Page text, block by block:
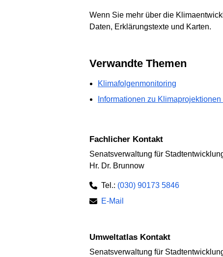
Wenn Sie mehr über die
Daten, Erklärungstexte und Karten.
Verwandte Themen
Klimafolgenmonitoring
Informationen zu
Fachlicher Kontakt
Senatsverwaltung für
Hr. Dr. Brunnow
Tel.: (030) 90173 5846
E-Mail
Umweltatlas Kontakt
Senatsverwaltung für